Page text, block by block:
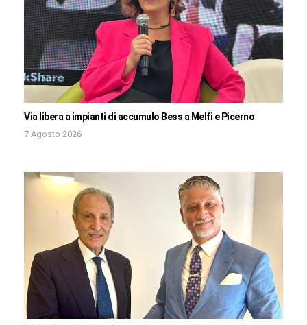
Via libera a impianti di accumulo Bess a Melfi e Picerno
7 Agosto 2026